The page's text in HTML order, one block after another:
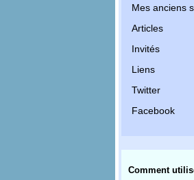
Mes anciens
Articles
Invités
Liens
Twitter
Facebook
Comment